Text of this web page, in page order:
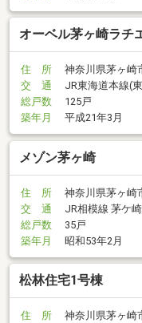
オーベル茅ヶ崎ラチ
住 所
神奈川県茅ヶ崎
交 通
JR東海道本線(
総戸数
125戸
築年月
平成21年3月
メゾン茅ヶ崎
住 所
神奈川県茅ヶ崎
交 通
JR相模線 茅ケ
総戸数
35戸
築年月
昭和53年2月
松林住宅1号棟
住 所
神奈川県茅ヶ崎